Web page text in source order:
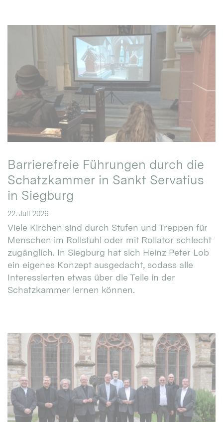
Barrierefreie Führungen durch die
Schatzkammer in Sankt Servatius
in Siegburg
22. Juli 2026
Viele Kirchen sind durch Stufen und Treppen für
Menschen im Rollstuhl oder mit Rollator schlecht
zugänglich. In Siegburg hat sich Heinz Peter Lob
ein eigenes Konzept ausgedacht, sodass alle
Interessierten etwas über die Teile in der
Schatzkammer lernen können.